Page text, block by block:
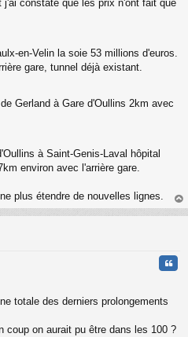
constaté que les prix n'ont fait que
en-Velin la soie 53 millions d'euros.
gare, tunnel déjà existant.
Gerland à Gare d'Oullins 2km avec
à Saint-Genis-Laval hôpital
environ avec l'arrière gare.
plus étendre de nouvelles lignes.
au
totale des derniers prolongements
coup on aurait pu être dans les 100 ?